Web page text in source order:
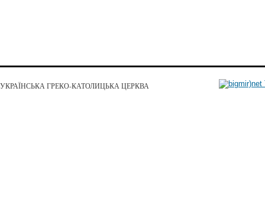
УКРАЇНСЬКА ГРЕКО-КАТОЛИЦЬКА ЦЕРКВА